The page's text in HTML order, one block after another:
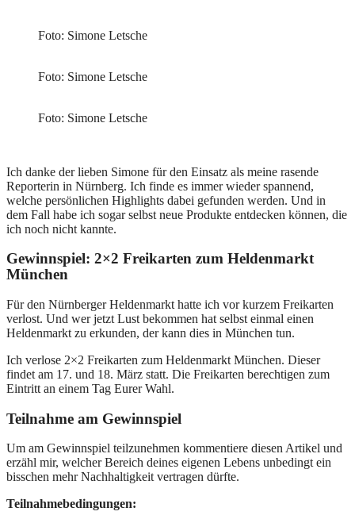
Foto: Simone Letsche
Foto: Simone Letsche
Foto: Simone Letsche
Ich danke der lieben Simone für den Einsatz als meine rasende
Reporterin in Nürnberg. Ich finde es immer wieder spannend,
welche persönlichen Highlights dabei gefunden werden. Und in
dem Fall habe ich sogar selbst neue Produkte entdecken können, die
ich noch nicht kannte.
Gewinnspiel: 2×2 Freikarten zum Heldenmarkt
München
Für den Nürnberger Heldenmarkt hatte ich vor kurzem Freikarten
verlost. Und wer jetzt Lust bekommen hat selbst einmal einen
Heldenmarkt zu erkunden, der kann dies in München tun.
Ich verlose 2×2 Freikarten zum Heldenmarkt München. Dieser
findet am 17. und 18. März statt. Die Freikarten berechtigen zum
Eintritt an einem Tag Eurer Wahl.
Teilnahme am Gewinnspiel
Um am Gewinnspiel teilzunehmen kommentiere diesen Artikel und
erzähl mir, welcher Bereich deines eigenen Lebens unbedingt ein
bisschen mehr Nachhaltigkeit vertragen dürfte.
Teilnahmebedingungen: